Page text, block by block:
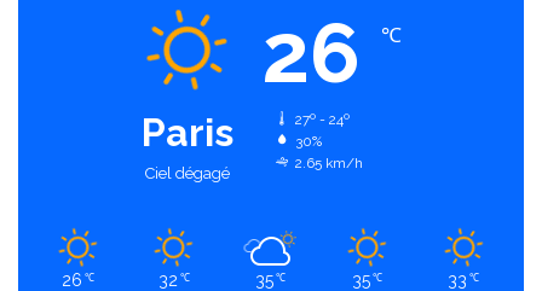
Paris
Ciel dégagé
26 ℃
27º - 24º
30%
2.65 km/h
26 ℃ 32 ℃ 35 ℃ 35 ℃ 33 ℃